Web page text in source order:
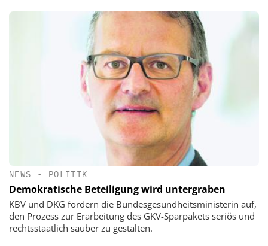
NEWS • POLITIK
Demokratische Beteiligung wird untergraben
KBV und DKG fordern die Bundesgesundheitsministerin auf,
den Prozess zur Erarbeitung des GKV-Sparpakets seriös und
rechtsstaatlich sauber zu gestalten.